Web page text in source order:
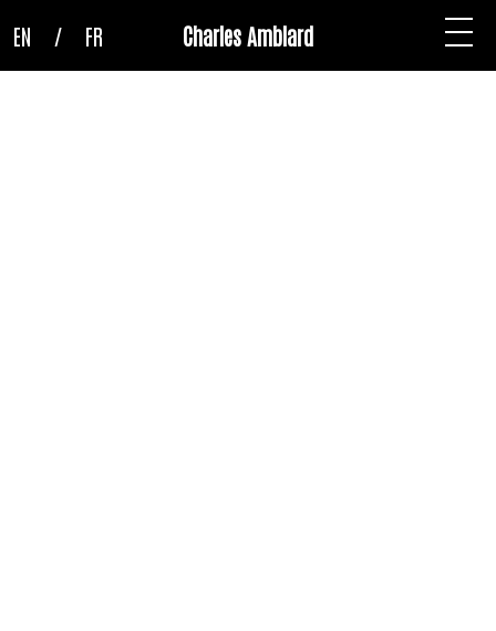
Charles Amblard
EN / FR